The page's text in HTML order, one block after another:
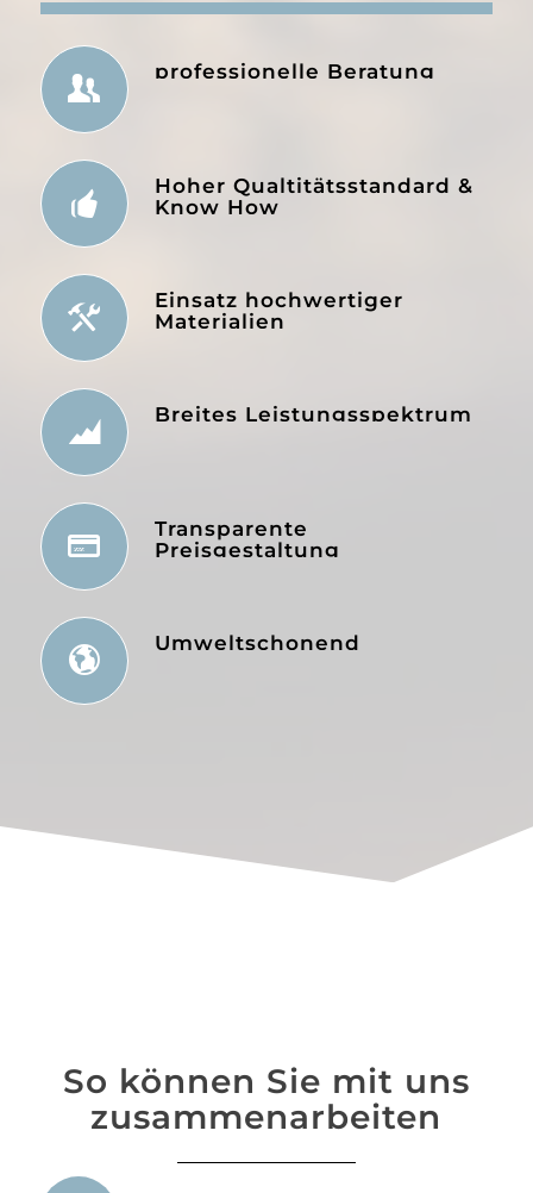
professionelle Beratung
Hoher Qualtitätsstandard &
Know How
Einsatz hochwertiger
Materialien
Breites Leistungsspektrum
Transparente
Preisgestaltung
Umweltschonend
So können Sie mit uns
zusammenarbeiten